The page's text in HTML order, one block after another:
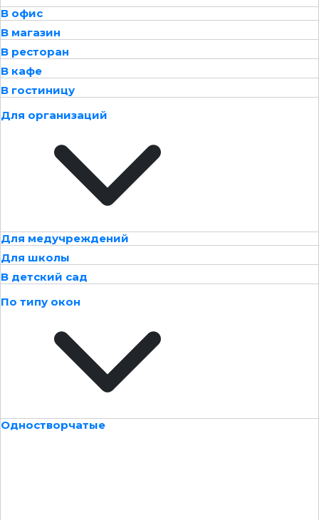
В офис
В магазин
В ресторан
В кафе
В гостиницу
Для организаций
Для медучреждений
Для школы
В детский сад
По типу окон
Одностворчатые